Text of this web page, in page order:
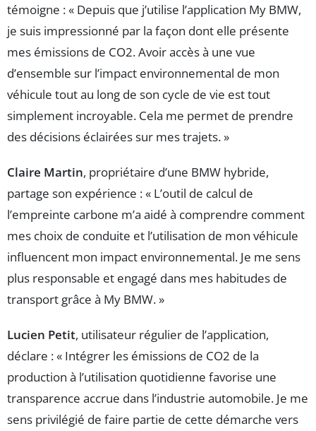
témoigne : « Depuis que j’utilise l’application My BMW,
je suis impressionné par la façon dont elle présente
mes émissions de CO2. Avoir accès à une vue
d’ensemble sur l’impact environnemental de mon
véhicule tout au long de son cycle de vie est tout
simplement incroyable. Cela me permet de prendre
des décisions éclairées sur mes trajets. »
Claire Martin, propriétaire d’une BMW hybride,
partage son expérience : « L’outil de calcul de
l’empreinte carbone m’a aidé à comprendre comment
mes choix de conduite et l’utilisation de mon véhicule
influencent mon impact environnemental. Je me sens
plus responsable et engagé dans mes habitudes de
transport grâce à My BMW. »
Lucien Petit, utilisateur régulier de l’application,
déclare : « Intégrer les émissions de CO2 de la
production à l’utilisation quotidienne favorise une
transparence accrue dans l’industrie automobile. Je me
sens privilégié de faire partie de cette démarche vers